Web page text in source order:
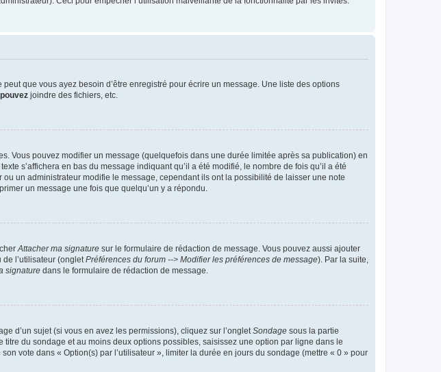
que vous ayez besoin d’être enregistré pour écrire un message. Une liste des options
pouvez joindre des fichiers, etc.
Vous pouvez modifier un message (quelquefois dans une durée limitée après sa publication) en
s’affichera en bas du message indiquant qu’il a été modifié, le nombre de fois qu’il a été
un administrateur modifie le message, cependant ils ont la possibilité de laisser une note
un message une fois que quelqu’un y a répondu.
Attacher ma signature sur le formulaire de rédaction de message. Vous pouvez aussi ajouter
l’utilisateur (onglet Préférences du forum --> Modifier les préférences de message). Par la suite,
signature dans le formulaire de rédaction de message.
d’un sujet (si vous en avez les permissions), cliquez sur l’onglet Sondage sous la partie
du sondage et au moins deux options possibles, saisissez une option par ligne dans le
vote dans « Option(s) par l’utilisateur », limiter la durée en jours du sondage (mettre « 0 » pour